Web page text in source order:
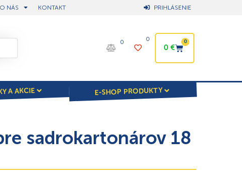
O NÁS KONTAKT PRIHLÁSENIE
0 0
0€
0
A AKCIE E-SHOP PRODUKTY
sadrokartonárov 18